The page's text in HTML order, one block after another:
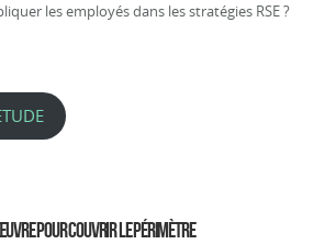
les employés dans les stratégies RSE ?
Pour Couvrir Le Périmètre